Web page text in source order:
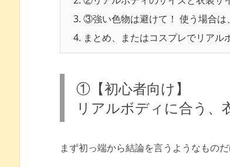
3. ③強い色物は避けて！ 使う場合は
4. まとめ、またはコスプレでリアル
①【初心者向け】
リアルボディに合う、
まず初っ端から結論を言うようなものだ